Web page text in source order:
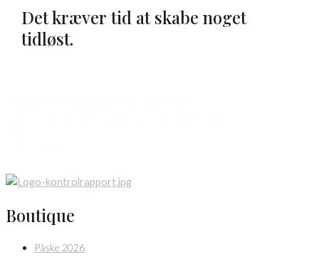
Det kræver tid at skabe noget
tidløst.
Boutique
Påske 2026